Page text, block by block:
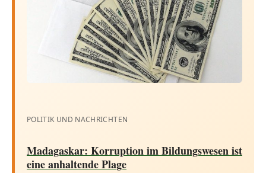
POLITIK UND NACHRICHTEN
Madagaskar: Korruption im Bildungswesen ist
eine anhaltende Plage